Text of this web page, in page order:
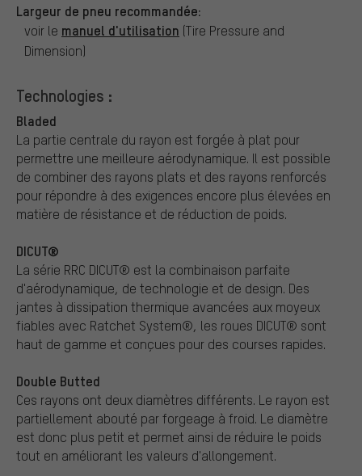
Largeur de pneu recommandée:
voir le manuel d'utilisation (Tire Pressure and
Dimension)
Technologies :
Bladed
La partie centrale du rayon est forgée à plat pour
permettre une meilleure aérodynamique. Il est possible
de combiner des rayons plats et des rayons renforcés
pour répondre à des exigences encore plus élevées en
matière de résistance et de réduction de poids.
DICUT®
La série RRC DICUT® est la combinaison parfaite
d'aérodynamique, de technologie et de design. Des
jantes à dissipation thermique avancées aux moyeux
fiables avec Ratchet System®, les roues DICUT® sont
haut de gamme et conçues pour des courses rapides.
Double Butted
Ces rayons ont deux diamètres différents. Le rayon est
partiellement abouté par forgeage à froid. Le diamètre
est donc plus petit et permet ainsi de réduire le poids
tout en améliorant les valeurs d'allongement.